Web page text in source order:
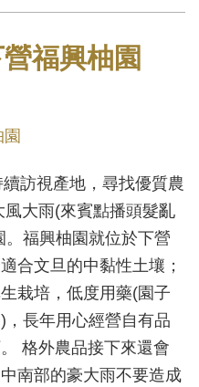
福興柚園
訪視產地，尋找優質農
大雨(來賓點播頭髮亂
福興柚園就位於下營
合文旦的中黏性土壤；
栽培，低度用藥(園子
長年用心經營自有品
格外農品接下來還會
南部的豪大雨不要造成